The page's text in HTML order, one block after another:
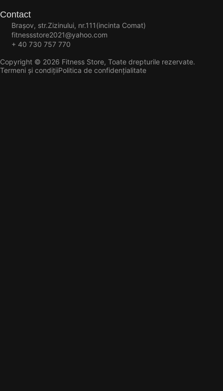
Contact
Brașov, str.Zizinului, nr.111(incinta Comat)
fitnessstore2021@yahoo.com
+ 40 730 757 770
Copyright © 2026 Fitness Store, Toate drepturile rezervate.
Termeni și condițiiPolitica de confidențialitate